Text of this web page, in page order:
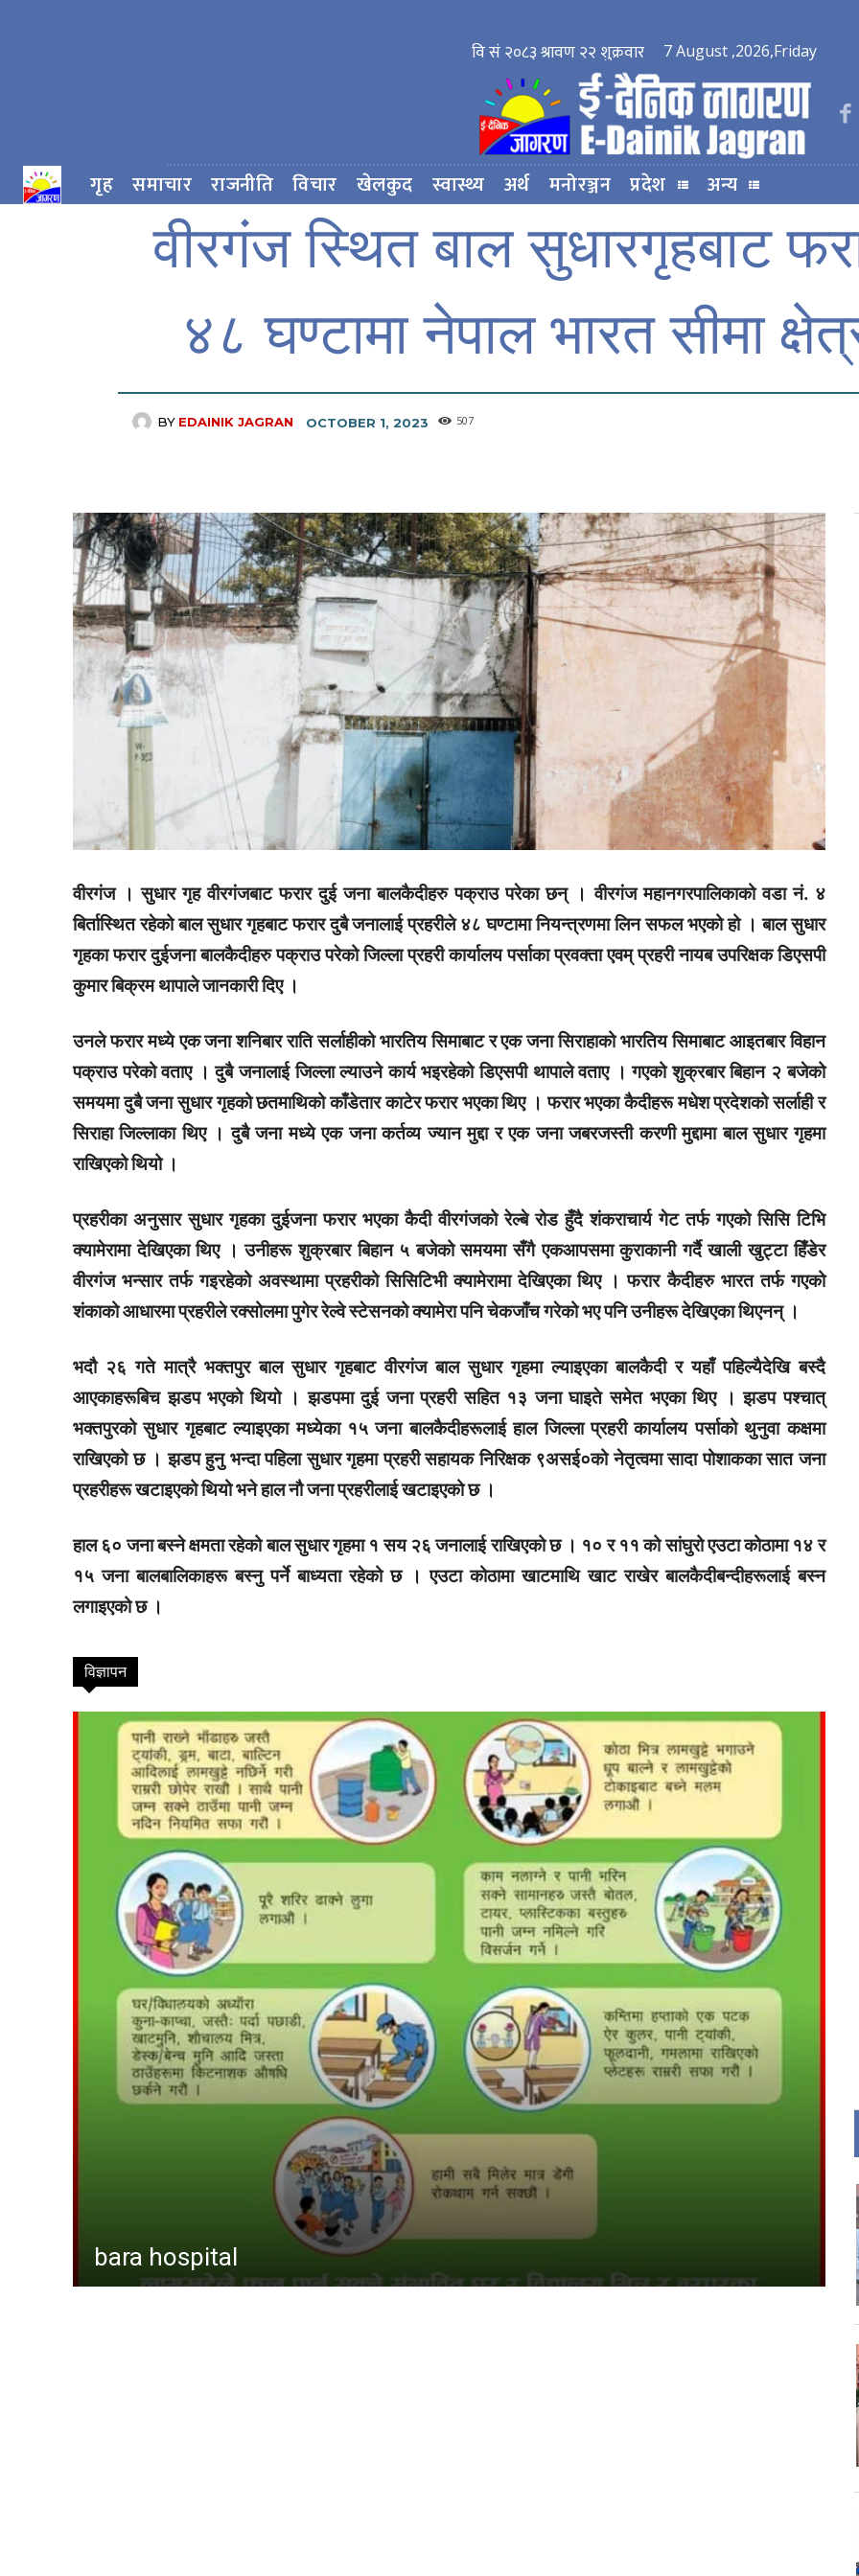
TV
Mobile App
समाचार
मधेश
अन्तर्राष्ट्रिय
स्वास्थ्य
खेलकुद
अर्थ
समाज
कोशी
rautahat ad
bara ad
other ads
Parsa Ad
विशेष
मनोरञ्जन
कृषि
कला
7 August ,2026,Friday
गृह समाचार राजनीति विचार खेलकुद स्वास्थ्य अर्थ मनोरञ्जन प्रदेश अन्य
वीरगंज स्थित बाल सुधारगृहबाट
४८ घण्टामा नेपाल भारत सीमा
BY EDAINIK JAGRAN OCTOBER 1, 2023 507
वीरगंज । सुधार गृह वीरगंजबाट फरार दुई जना बालकैदीहरु पक्राउ परेका छन् । वीरगंज महानगरपालिकाको वडा नं. ४
बिर्तास्थित रहेको बाल सुधार गृहबाट फरार दुबै जनालाई प्रहरीले ४८ घण्टामा नियन्त्रणमा लिन सफल भएको हो । बाल सुधार
गृहका फरार दुईजना बालकैदीहरु पक्राउ परेको जिल्ला प्रहरी कार्यालय पर्साका प्रवक्ता एवम् प्रहरी नायब उपरिक्षक डिएसपी
कुमार बिक्रम थापाले जानकारी दिए ।
उनले फरार मध्ये एक जना शनिबार राति सर्लाहीको भारतिय सिमाबाट र एक जना सिराहाको भारतिय सिमाबाट आइतबार विहान
पक्राउ परेको वताए । दुबै जनालाई जिल्ला ल्याउने कार्य भइरहेको डिएसपी थापाले वताए । गएको शुक्रबार बिहान २ बजेको
समयमा दुबै जना सुधार गृहको छतमाथिको काँडेतार काटेर फरार भएका थिए । फरार भएका कैदीहरू मधेश प्रदेशको सर्लाही र
सिराहा जिल्लाका थिए । दुबै जना मध्ये एक जना कर्तव्य ज्यान मुद्दा र एक जना जबरजस्ती करणी मुद्दामा बाल सुधार गृहमा
राखिएको थियो ।
प्रहरीका अनुसार सुधार गृहका दुईजना फरार भएका कैदी वीरगंजको रेल्बे रोड हुँदै शंकराचार्य गेट तर्फ गएको सिसि टिभि
क्यामेरामा देखिएका थिए । उनीहरू शुक्रबार बिहान ५ बजेको समयमा सँगै एकआपसमा कुराकानी गर्दै खाली खुट्टा हिँडेर
वीरगंज भन्सार तर्फ गइरहेको अवस्थामा प्रहरीको सिसिटिभी क्यामेरामा देखिएका थिए । फरार कैदीहरु भारत तर्फ गएको
शंकाको आधारमा प्रहरीले रक्सोलमा पुगेर रेल्वे स्टेसनको क्यामेरा पनि चेकजाँच गरेको भए पनि उनीहरू देखिएका थिएनन् ।
भदौ २६ गते मात्रै भक्तपुर बाल सुधार गृहबाट वीरगंज बाल सुधार गृहमा ल्याइएका बालकैदी र यहाँ पहिल्यैदेखि बस्दै
आएकाहरूबिच झडप भएको थियो । झडपमा दुई जना प्रहरी सहित १३ जना घाइते समेत भएका थिए । झडप पश्चात्
भक्तपुरको सुधार गृहबाट ल्याइएका मध्येका १५ जना बालकैदीहरूलाई हाल जिल्ला प्रहरी कार्यालय पर्साको थुनुवा कक्षमा
राखिएको छ । झडप हुनु भन्दा पहिला सुधार गृहमा प्रहरी सहायक निरिक्षक ९असई०को नेतृत्वमा सादा पोशाकका सात जना
प्रहरीहरू खटाइएको थियो भने हाल नौ जना प्रहरीलाई खटाइएको छ ।
हाल ६० जना बस्ने क्षमता रहेको बाल सुधार गृहमा १ सय २६ जनालाई राखिएको छ । १० र ११ को सांघुरो एउटा कोठामा १४ र
१५ जना बालबालिकाहरू बस्नु पर्ने बाध्यता रहेको छ । एउटा कोठामा खाटमाथि खाट राखेर बालकैदीबन्दीहरूलाई बस्न
लगाइएको छ ।
विज्ञापन
gaur hospital
pokhariya
thori-gaupalika
suwarn-gaupalika
rajpur nagarpalika
baudhimai nagarpalika